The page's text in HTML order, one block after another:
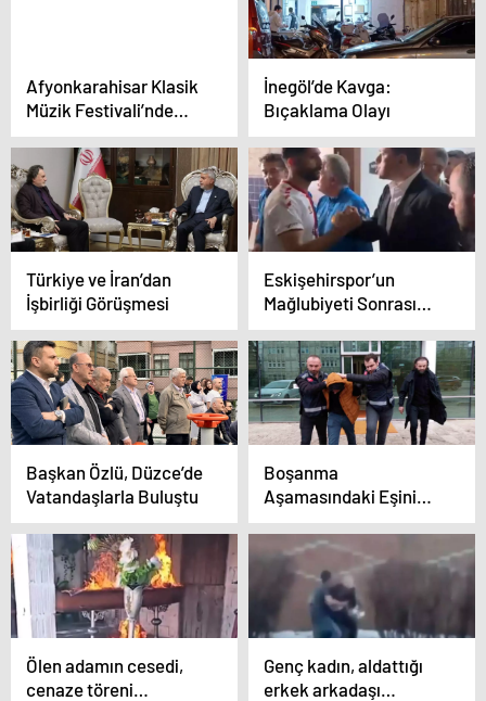
Afyonkarahisar Klasik
Müzik Festivali’nde
Terchitko Di Praga
İnegöl’de Kavga:
Bıçaklama Olayı
Türkiye ve İran’dan
İşbirliği Görüşmesi
Eskişehirspor’un
Mağlubiyeti Sonrası
Milletvekili
Hatipoğlu’ndan Destek
Başkan Özlü, Düzce’de
Vatandaşlarla Buluştu
Boşanma
Aşamasındaki Eşini
Öldüren Koca
Tutuklandı
Ölen adamın cesedi,
cenaze töreni
Genç kadın, aldattığı
erkek arkadaşı